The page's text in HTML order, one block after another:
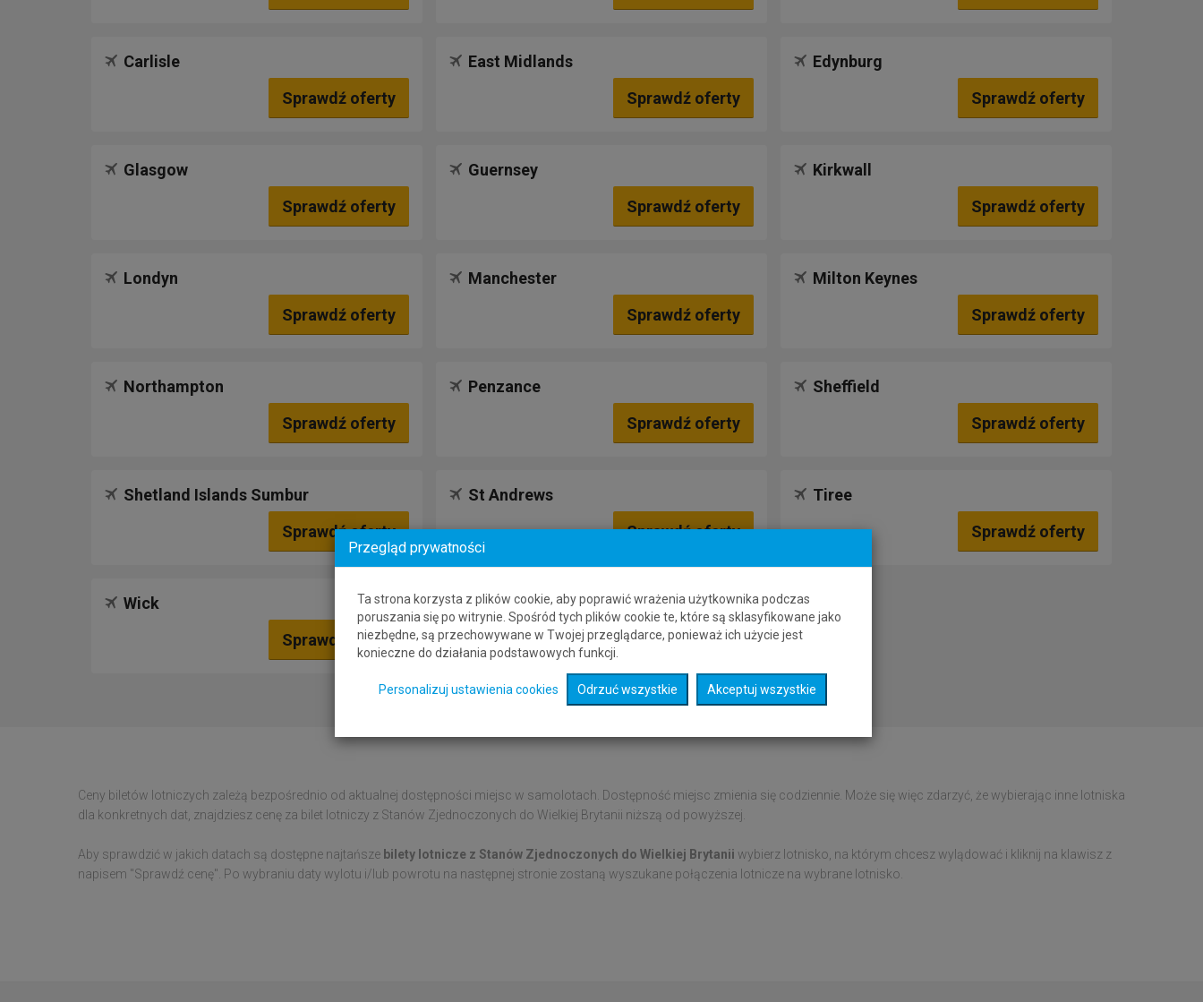
Carlisle
Sprawdź oferty
East Midlands
Sprawdź oferty
Edynburg
Sprawdź oferty
Glasgow
Sprawdź oferty
Guernsey
Sprawdź oferty
Kirkwall
Sprawdź oferty
Londyn
Sprawdź oferty
Manchester
Sprawdź oferty
Milton Keynes
Sprawdź oferty
Northampton
Sprawdź oferty
Penzance
Sprawdź oferty
Sheffield
Sprawdź oferty
Shetland Islands Sumbur
Sprawdź oferty
St Andrews
Sprawdź oferty
Tiree
Sprawdź oferty
Wick
Sprawdź oferty
Ceny biletów lotniczych zależą bezpośrednio od aktualnej dostępności miejsc w samolotach. Dostępność miejsc zmienia się codziennie. Może się więc zdarzyć, że wybierając inne lotniska
dla konkretnych dat, znajdziesz cenę za bilet lotniczy z Stanów Zjednoczonych do Wielkiej Brytanii niższą od powyższej.
Aby sprawdzić w jakich datach są dostępne najtańsze bilety lotnicze z Stanów Zjednoczonych do Wielkiej Brytanii wybierz lotnisko, na którym chcesz wylądować i kliknij na klawisz z
napisem "Sprawdź cenę". Po wybraniu daty wylotu i/lub powrotu na następnej stronie zostaną wyszukane połączenia lotnicze na wybrane lotnisko.
Przegląd prywatności
Ta strona korzysta z plików cookie, aby poprawić wrażenia użytkownika podczas
poruszania się po witrynie. Spośród tych plików cookie te, które są sklasyfikowane jako
niezbędne, są przechowywane w Twojej przeglądarce, ponieważ ich użycie jest
konieczne do działania podstawowych funkcji.
Personalizuj ustawienia cookies Odrzuć wszystkie Akceptuj wszystkie